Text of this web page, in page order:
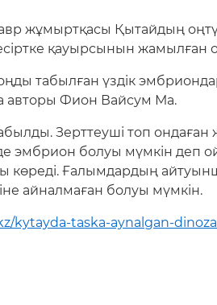
жұмыртқасы Қытайдың
қауырсынын жамылған
табылған үздік
авторы Фион Вайсум Ма.
Зерттеуші топ
эмбрион болуы мүмкін деп
көреді. Ғалымдардың
айналмаған болуы мүмкін.
kytayda-taska-aynalgan-